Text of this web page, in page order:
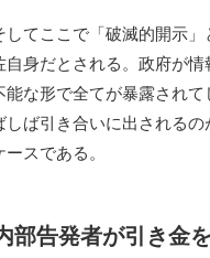
てここで「破滅的開示」
自身だとされる。政府が
能な形で全てが暴露され
しば引き合いに出される
ースである。
部告発者が引き金